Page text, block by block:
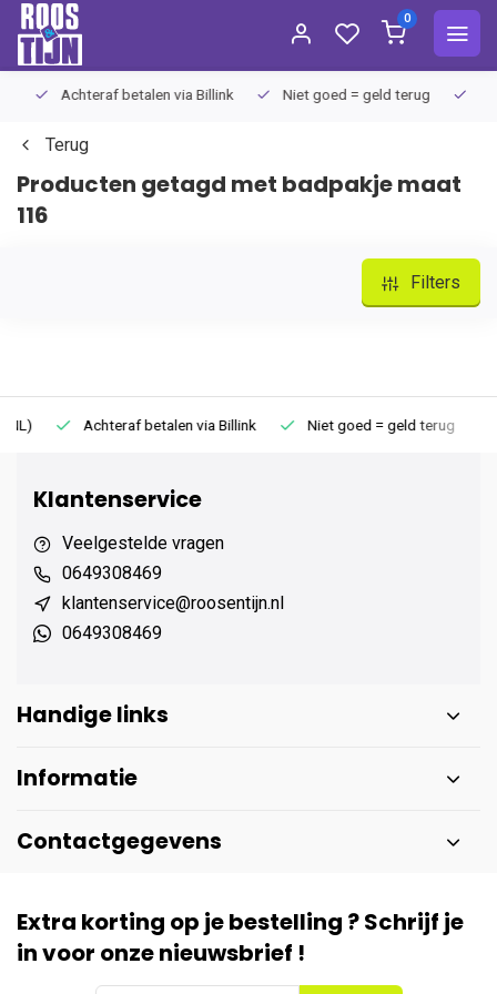
0
Achteraf betalen via Billink Niet goed = geld terug
Terug
Producten getagd met badpakje maat
116
Filters
Achteraf betalen via Billink Niet goed = geld terug
Klantenservice
Veelgestelde vragen
0649308469
klantenservice@roosentijn.nl
0649308469
Handige links
Informatie
Contactgegevens
Extra korting op je bestelling ? Schrijf je
in voor onze nieuwsbrief !